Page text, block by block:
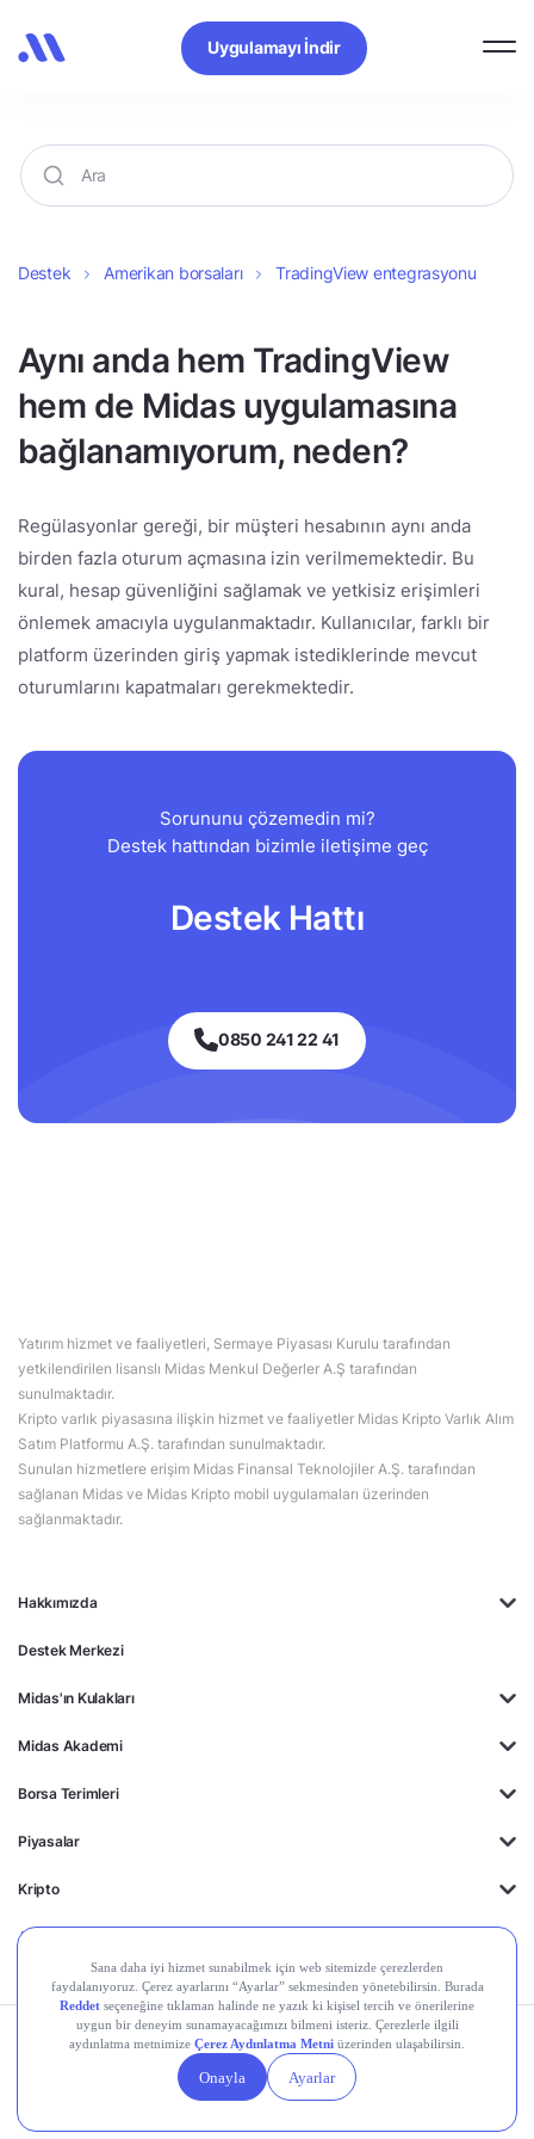
Uygulamayı İndir
Destek Amerikan borsaları TradingView entegrasyonu
Aynı anda hem TradingView
hem de Midas uygulamasına
bağlanamıyorum, neden?
Regülasyonlar gereği, bir müşteri hesabının aynı anda
birden fazla oturum açmasına izin verilmemektedir. Bu
kural, hesap güvenliğini sağlamak ve yetkisiz erişimleri
önlemek amacıyla uygulanmaktadır. Kullanıcılar, farklı bir
platform üzerinden giriş yapmak istediklerinde mevcut
oturumlarını kapatmaları gerekmektedir.
Sorununu çözemedin mi?
Destek hattından bizimle iletişime geç
Destek Hattı
0850 241 22 41
Hakkımızda
Destek Merkezi
Midas'ın Kulakları
Midas Akademi
Borsa Terimleri
Piyasalar
Kripto
Ayrıcalıklar
Yatırım hizmet ve faaliyetleri, Sermaye Piyasası Kurulu tarafından
yetkilendirilen lisanslı Midas Menkul Değerler A.Ş tarafından
sunulmaktadır.
Kripto varlık piyasasına ilişkin hizmet ve faaliyetler Midas Kripto Varlık Alım
Satım Platformu A.Ş. tarafından sunulmaktadır.
Sunulan hizmetlere erişim Midas Finansal Teknolojiler A.Ş. tarafından
sağlanan Midas ve Midas Kripto mobil uygulamaları üzerinden
sağlanmaktadır.
Kişisel Verilerin
Gizlilik
Politikası
Yasal
Duyurular
Çerez